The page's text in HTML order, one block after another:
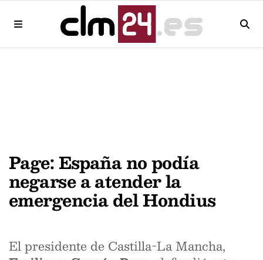
Page: España no podía
negarse a atender la
emergencia del Hondius
El presidente de Castilla-La Mancha,